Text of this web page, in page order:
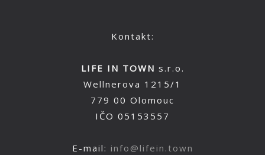
Kontakt:
LIFE IN TOWN s.r.o.
Wellnerova 1215/1
779 00 Olomouc
IČO 05153557
E-mail: info@lifein.town